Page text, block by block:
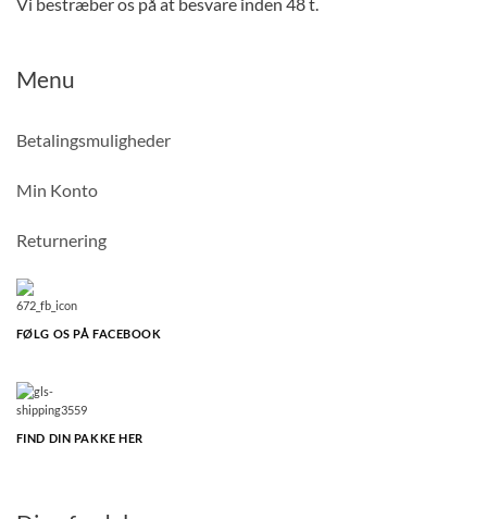
Menu
Betalingsmuligheder
Min Konto
Returnering
FØLG OS PÅ FACEBOOK
FIND DIN PAKKE HER